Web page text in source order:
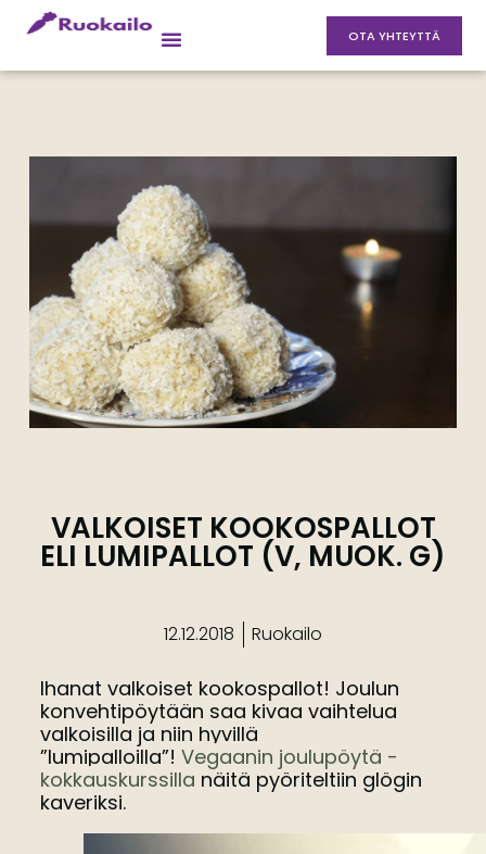
OTA YHTEYTTÄ
VALKOISET KOOKOSPALLOT
ELI LUMIPALLOT (V, MUOK. G)
12.12.2018 Ruokailo
Ihanat valkoiset kookospallot! Joulun
konvehtipöytään saa kivaa vaihtelua
valkoisilla ja niin hyvillä
”lumipalloilla”! Vegaanin joulupöytä -
kokkauskurssilla näitä pyöriteltiin glögin
kaveriksi.